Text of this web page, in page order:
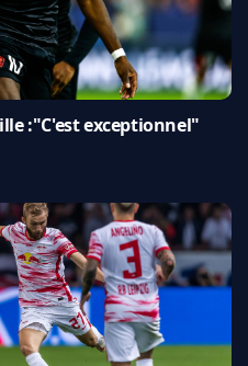
:"C'est exceptionnel"